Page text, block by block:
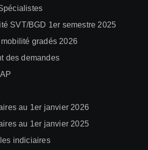
SVT/BGD 1er semestre 2025
gradés 2026
des demandes
au 1er janvier 2026
au 1er janvier 2025
indiciaires